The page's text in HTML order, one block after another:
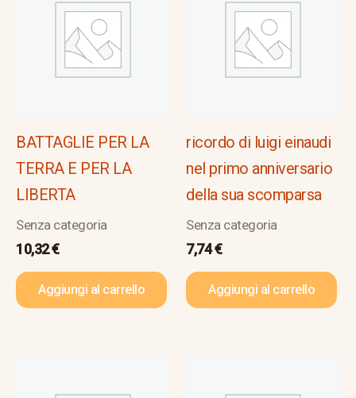
BATTAGLIE PER LA
TERRA E PER LA
LIBERTA
Senza categoria
10,32€
Aggiungi al carrello
ricordo di luigi einaudi
nel primo anniversario
della sua scomparsa
Senza categoria
7,74€
Aggiungi al carrello